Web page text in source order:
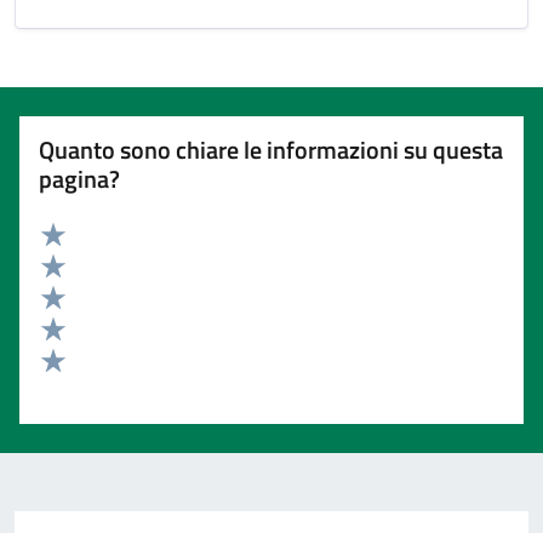
Quanto sono chiare le informazioni su questa
pagina?
Valuta 5 stelle su 5
Valuta 4 stelle su 5
Valuta 3 stelle su 5
Valuta 2 stelle su 5